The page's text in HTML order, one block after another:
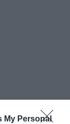
My Personal